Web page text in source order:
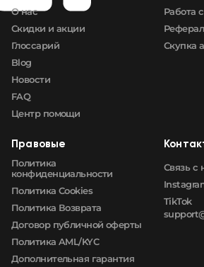
О нас
Скидки и акции
Глоссарий
Blog
Новости
FAQ
Центр помощи
Работа
Скупка
Правовые
Политика
конфиденциальности
Политика Cookies
Политика Возврата
Договор публичной оферты
Политика AML/KYC
Дополнительная гарантия
Связь с
TikTok